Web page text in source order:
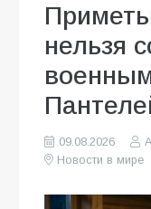
нельзя
09.08.2026
Новости в мире